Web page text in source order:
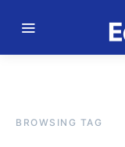
BROWSING TAG